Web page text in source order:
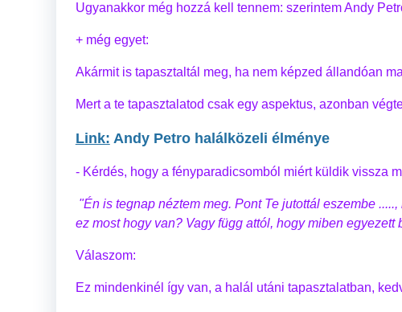
Ugyanakkor még hozzá kell tennem: szerintem Andy
+ még egyet:
Akármit is tapasztaltál meg, ha nem képzed állandóan
Mert a te tapasztalatod csak egy aspektus, azonban
Link: Andy Petro halálközeli élménye
- Kérdés, hogy a fényparadicsomból miért küldik vissza
"Én is tegnap néztem meg. Pont Te jutottál eszembe
ez most hogy van? Vagy függ attól, hogy miben egyezett
Válaszom:
Ez mindenkinél így van, a halál utáni tapasztalatban,